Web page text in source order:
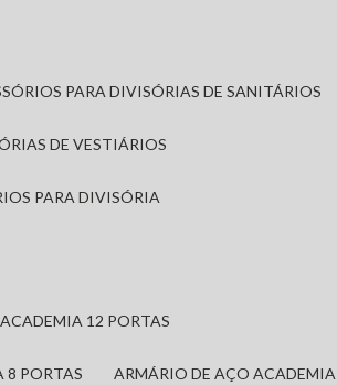
PARA DIVISÓRIAS DE SANITÁRIOS
DE VESTIÁRIOS
PARA DIVISÓRIA
12 PORTAS
8 PORTAS ARMÁRIO DE AÇO ACADEMIA